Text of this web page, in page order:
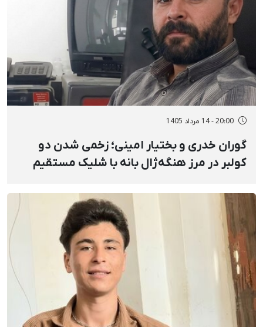
20:00 - 14 مرداد 1405
گوران خدری و بختیار امینی؛ زخمی شدن دو
کولبر در مرز هنگه‌ژال بانه با شلیک مستقیم